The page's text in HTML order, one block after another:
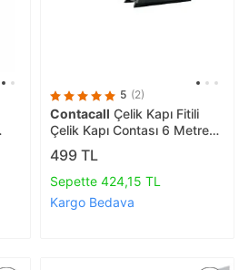
5 (2)
Contacall Çelik Kapı Fitili
Çelik Kapı Contası 6 Metre
Siyah
499 TL
Sepette 424,15 TL
Kargo Bedava